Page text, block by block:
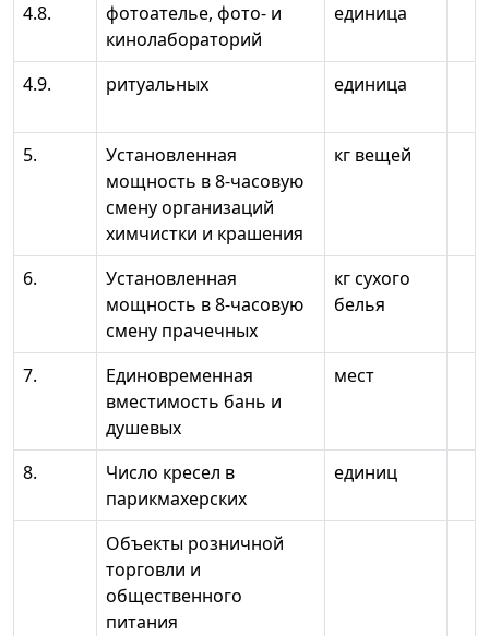
4.8.
фотоателье, фото- и
кинолабораторий
единица
4.9. ритуальных единица
5.
Установленная
мощность в 8-часовую
смену организаций
химчистки и крашения
кг вещей
6.
Установленная
мощность в 8-часовую
смену прачечных
кг сухого
белья
7.
Единовременная
вместимость бань и
душевых
мест
8.
Число кресел в
парикмахерских
единиц
Объекты розничной
торговли и
общественного
питания